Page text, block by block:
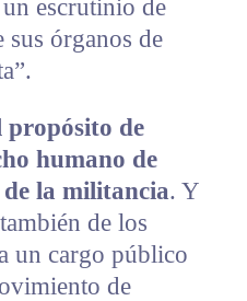
escrutinio de
sus órganos de
de
humano de
la militancia. Y
de los
a un cargo público
de